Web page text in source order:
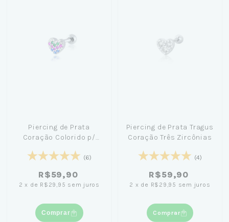
Piercing de Prata
Coração Colorido p/
(6)
R$59,90
2 x de R$29,95 sem juros
Comprar
Piercing de Prata Tragus
Coração Três Zircônias
(4)
R$59,90
2 x de R$29,95 sem juros
Comprar